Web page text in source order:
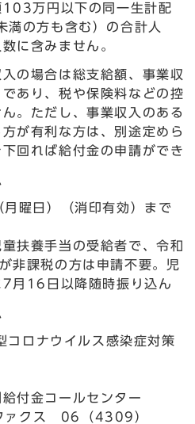
万円以下の同一生計配
の方も含む）の合計人
に含みません。
の場合は総支給額、事業収
あり、税や保険料などの控
。ただし、事業収入のある
が有利な方は、別途定めら
回れば給付金の申請ができ
曜日）（消印有効）まで
扶養手当の受給者で、令和
非課税の方は申請不要。児
月16日以降随時振り込ん
ロナウイルス感染症対策
給付金コールセンター
クス 06（4309）